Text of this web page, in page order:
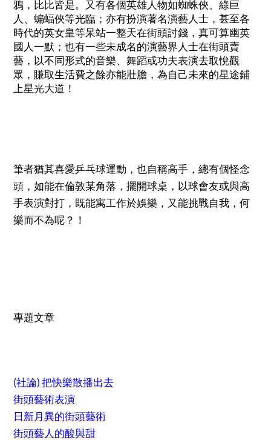
鴉，比比皆是。又有各個英雄人物如蜘蛛俠、綠巨
人、蝙蝠俠等光臨；亦有扮演著名演藝人士，甚至各
時代的英女皇等呆站一整天在街頭討錢，真可算幽英
國人一默；也有一些未成名的演藝界人士在街頭賣
藝，以不同形式的音樂、舞蹈或功夫表演去取悅觀
眾，賺取生活費之餘亦能壯膽，為自己未來的星途鋪
上星光大道！
筆者猶其喜愛乒乓球運動，也自稱高手，總有個怪念
頭，如能在倫敦某角落，擺開球桌，以球會友或與高
手表演對打，既能寓工作於娛樂，又能挑戰自我，何
樂而不為呢？！
專題文章
(社論) 把快樂散播出去
街頭藝術表演
日新月異的街頭藝術
街頭藝人的酸與甜